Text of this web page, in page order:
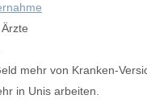
mehr von Kranken-
in Unis arbeiten.